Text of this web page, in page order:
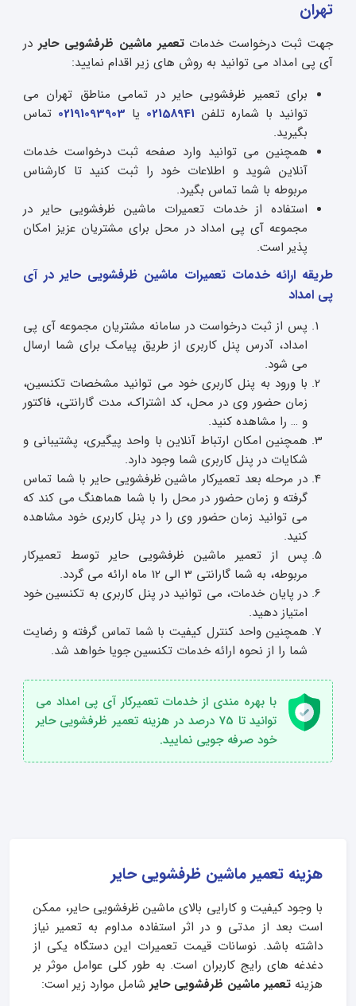
تهران
جهت ثبت درخواست خدماتتعمیر ماشین ظرفشویی حایر در
آی پی امداد می توانید به روش های زیر اقدام نمایید:
برای تعمیر ظرفشویی حایر در تمامی مناطق تهران می
توانید با شماره تلفن 02158941 یا 02191093903 تماس
بگیرید.
همچنین می توانید وارد صفحه ثبت درخواست خدمات
آنلاین شوید و اطلاعات خود را ثبت کنید تا کارشناس
مربوطه با شما تماس بگیرد.
استفاده از خدمات تعمیرات ماشین ظرفشویی حایر در
مجموعه آی پی امداد در محل برای مشتریان عزیز امکان
پذیر است.
طریقه ارائه خدمات تعمیرات ماشین ظرفشویی حایر در آی
پی امداد
پس از ثبت درخواست در سامانه مشتریان مجموعه آی پی
امداد، آدرس پنل کاربری از طریق پیامک برای شما ارسال
می شود.
با ورود به پنل کاربری خود می توانید مشخصات تکنسین،
زمان حضور وی در محل، کد اشتراک، مدت گارانتی، فاکتور
و … را مشاهده کنید.
همچنین امکان ارتباط آنلاین با واحد پیگیری، پشتیبانی و
شکایات در پنل کاربری شما وجود دارد.
در مرحله بعد تعمیرکار ماشین ظرفشویی حایر با شما تماس
گرفته و زمان حضور در محل را با شما هماهنگ می کند که
می توانید زمان حضور وی را در پنل کاربری خود مشاهده
کنید.
پس از تعمیر ماشین ظرفشویی حایر توسط تعمیرکار
مربوطه، به شما گارانتی 3 الی 12 ماه ارائه می گردد.
در پایان خدمات، می توانید در پنل کاربری به تکنسین خود
امتیاز دهید.
همچنین واحد کنترل کیفیت با شما تماس گرفته و رضایت
شما را از نحوه ارائه خدمات تکنسین جویا خواهد شد.
با بهره مندی از خدمات تعمیرکار آی پی امداد می
توانید تا 75 درصد در هزینه تعمیر ظرفشویی حایر
خود صرفه جویی نمایید.
هزینه تعمیر ماشین ظرفشویی حایر
با وجود کیفیت و کارایی بالای ماشین ظرفشویی حایر، ممکن
است بعد از مدتی و در اثر استفاده مداوم به تعمیر نیاز
داشته باشد. نوسانات قیمت تعمیرات این دستگاه یکی از
دغدغه‌ های رایج کاربران است. به طور کلی عوامل موثر بر
هزینه تعمیر ماشین ظرفشویی حایر شامل موارد زیر است: